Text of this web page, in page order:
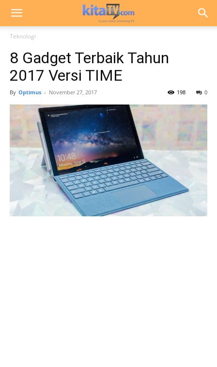
Teknologi
8 Gadget Terbaik Tahun
2017 Versi TIME
By Optimus - November 27, 2017 0
198